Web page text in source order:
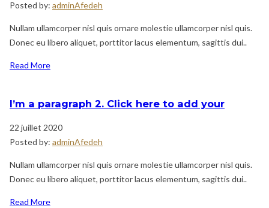
Posted by: adminAfedeh
Nullam ullamcorper nisl quis ornare molestie ullamcorper nisl quis.
Donec eu libero aliquet, porttitor lacus elementum, sagittis dui..
Read More
I’m a paragraph 2. Click here to add your
22 juillet 2020
Posted by: adminAfedeh
Nullam ullamcorper nisl quis ornare molestie ullamcorper nisl quis.
Donec eu libero aliquet, porttitor lacus elementum, sagittis dui..
Read More